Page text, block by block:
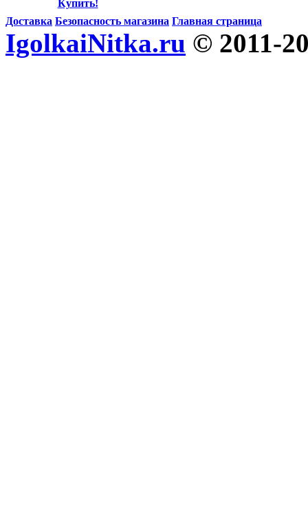
Купить!
Доставка Безопасность магазина Главная страница
IgolkaiNitka.ru © 2011-